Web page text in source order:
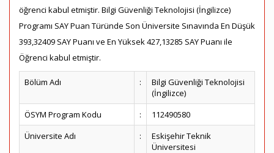
öğrenci kabul etmiştir. Bilgi Güvenliği Teknolojisi (İngilizce)
Programı SAY Puan Türünde Son Üniversite Sınavında En Düşük
393,32409 SAY Puanı ve En Yüksek 427,13285 SAY Puanı ile
Öğrenci kabul etmiştir.
Bölüm Adı :
Bilgi Güvenliği Teknolojisi
(İngilizce)
ÖSYM Program Kodu
:
112490580
Üniversite Adı
:
Eskişehir Teknik
Üniversitesi